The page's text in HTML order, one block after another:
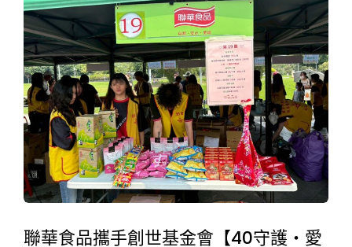
聯華食品攜手創世基金會【40守護・愛